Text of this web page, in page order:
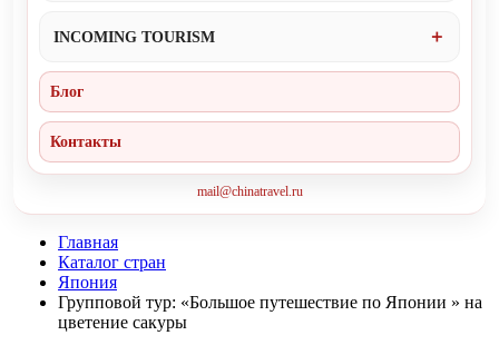
INCOMING TOURISM
Блог
Контакты
mail@chinatravel.ru
Главная
Каталог стран
Япония
Групповой тур: «Большое путешествие по Японии » на
цветение сакуры